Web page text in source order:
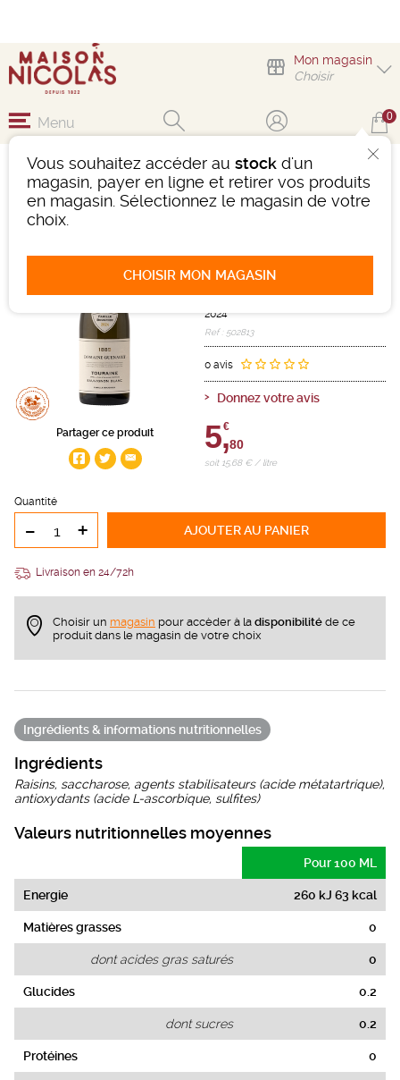
Mon magasin
Choisir
Vous souhaitez accéder au stock d'un
magasin, payer en ligne et retirer vos produits
en magasin. Sélectionnez le magasin de votre
choix.
CHOISIR MON MAGASIN
Menu 0
Partager ce produit
DEMI-BOUTEILLE
DOMAINE GUENAULT
1885
Chenonceaux AOC
Blanc-Bouteille de 37,5 cl- 12°
2024
Ref : 502813
0 avis
Donnez votre avis
5,
€
80
soit 15,68 € / litre
Quantité
- + AJOUTERAU PANIER
Livraison en 24/72h
Choisir un magasin pour accèder à la disponibilité de ce
produit dans le magasin de votre choix
Ingrédients & informations nutritionnelles
Ingrédients
Raisins, saccharose, agents stabilisateurs (acide métatartrique),
antioxydants (acide L-ascorbique, sulfites)
Valeurs nutritionnelles moyennes
Pour 100 ML
Energie 260 kJ 63 kcal
Matières grasses 0
dont acides gras saturés 0
Glucides 0.2
dont sucres 0.2
Protéines 0